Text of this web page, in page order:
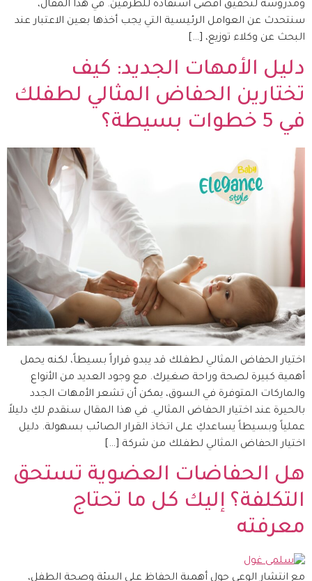
ومدروسة لتحقيق أقصى استفادة للطرفين. في هذا المقال،
سنتحدث عن العوامل الرئيسية التي يجب أخذها بعين الاعتبار عند
البحث عن وكلاء توزيع، […]
دليل الأمهات الجديد: كيف
تختارين الحفاض المثالي لطفلك
في 5 خطوات بسيطة؟
اختيار الحفاض المثالي لطفلك قد يبدو قراراً بسيطاً، لكنه يحمل
أهمية كبيرة لصحة وراحة صغيرك. مع وجود العديد من الأنواع
والماركات المتوفرة في السوق، يمكن أن تشعر الأمهات الجدد
بالحيرة عند اختيار الحفاض المثالي. في هذا المقال سنقدم لكِ دليلاً
عملياً وبسيطاً يساعدكِ على اتخاذ القرار الصائب بسهولة. دليل
اختيار الحفاض المثالي لطفلك من شركة […]
هل الحفاضات العضوية تستحق
التكلفة؟ إليك كل ما تحتاج
معرفته
مع انتشار الوعي حول أهمية الحفاظ على البيئة وصحة الطفل،